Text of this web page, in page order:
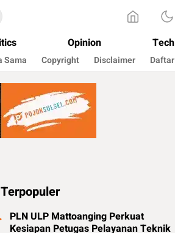
Opinion Tech
Sama Copyright Disclaimer Daftar
Terpopuler
PLN ULP Mattoanging Perkuat
Kesiapan Petugas Pelayanan Teknik